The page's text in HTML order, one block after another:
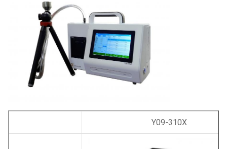
Y09-310X